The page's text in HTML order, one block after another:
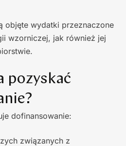
objęte wydatki przeznaczone
wzorniczej, jak również jej
pozyskać
dofinansowanie:
związanych z